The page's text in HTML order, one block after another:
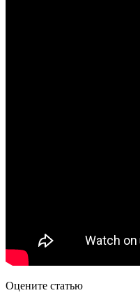
Оцените статью